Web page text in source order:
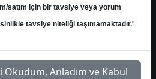
satım için bir tavsiye veya yorum
tavsiye niteliği taşımamaktadır."
Anladım ve Kabul